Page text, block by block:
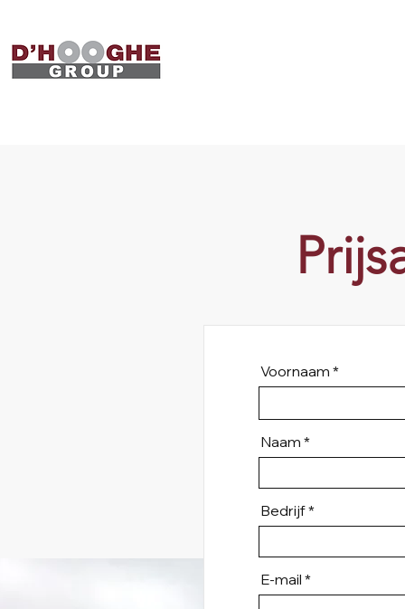
Voornaam
Naam
Bedrijf
E-mail